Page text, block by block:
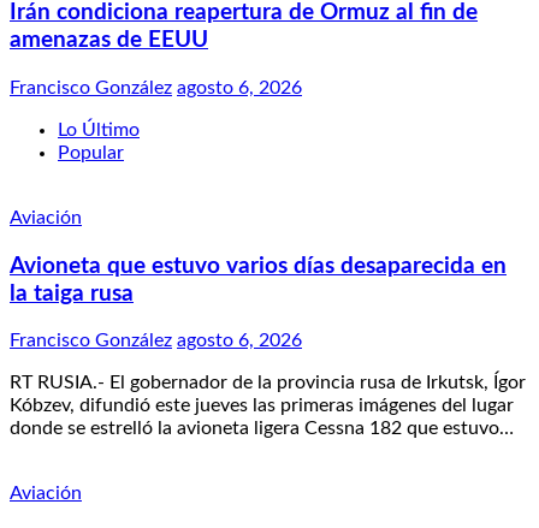
Irán condiciona reapertura de Ormuz al fin de
amenazas de EEUU
Francisco González agosto 6, 2026
Lo Último
Popular
Aviación
Avioneta que estuvo varios días desaparecida en
la taiga rusa
Francisco González agosto 6, 2026
RT RUSIA.- El gobernador de la provincia rusa de Irkutsk, Ígor
Kóbzev, difundió este jueves las primeras imágenes del lugar
donde se estrelló la avioneta ligera Cessna 182 que estuvo…
Aviación